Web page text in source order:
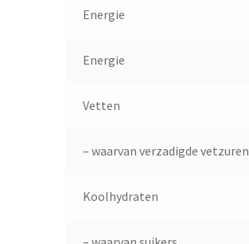
Energie
Energie
Vetten
– waarvan verzadigde vetzuren
Koolhydraten